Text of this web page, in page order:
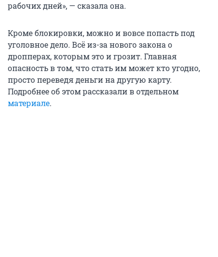
рабочих дней», — сказала она.
Кроме блокировки, можно и вовсе попасть под
уголовное дело. Всё из-за нового закона о
дропперах, которым это и грозит. Главная
опасность в том, что стать им может кто угодно,
просто переведя деньги на другую карту.
Подробнее об этом рассказали в отдельном
материале.